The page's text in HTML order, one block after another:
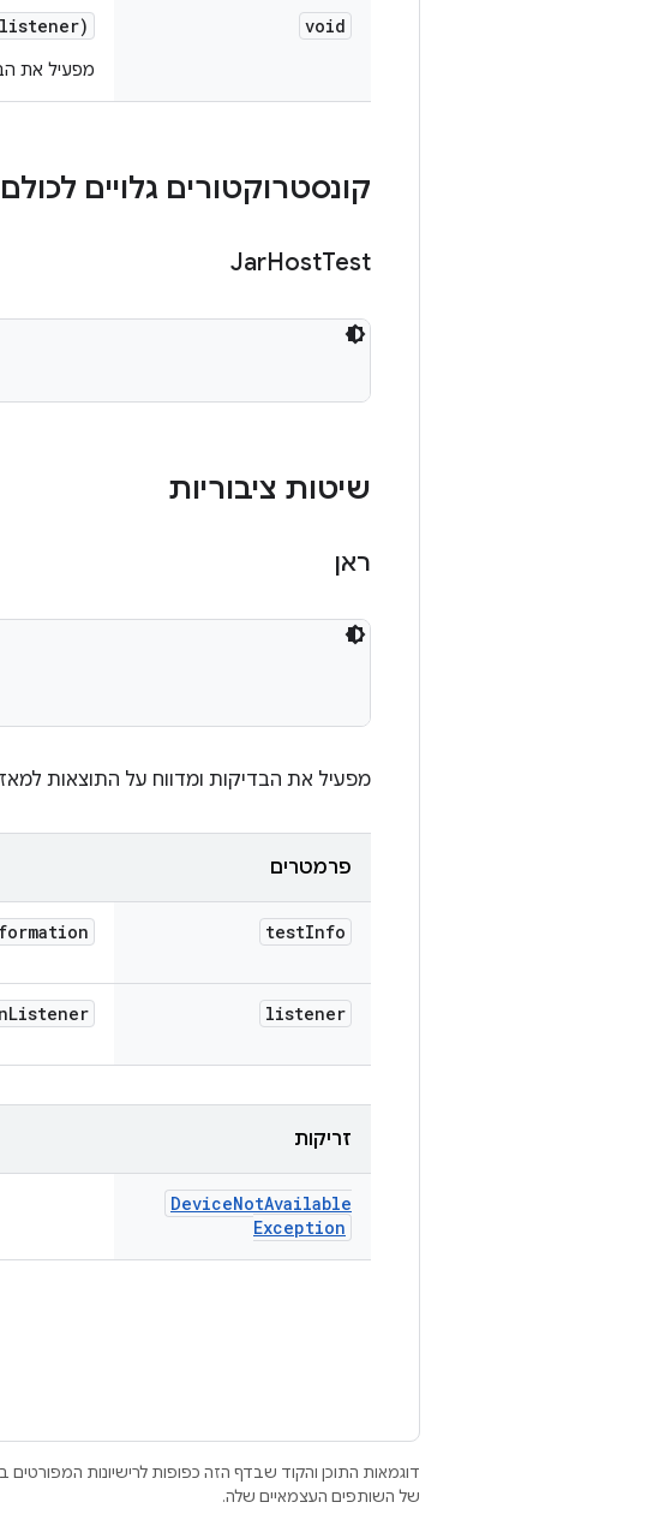
void
listener)
מפעיל את
קונסטרוקטורים גלויים לכולם
JarHostTest
שיטות ציבוריות
ראן
מפעיל את הבדיקות ומדווח על התוצאות
פרמטרים
testInfo
listener
Listener
זריקות
DeviceNotAvailable
Exception
דוגמאות התוכן והקוד שבדף הזה כפופות לרישיונות המפורטים
של השותפים העצמאיים שלה.